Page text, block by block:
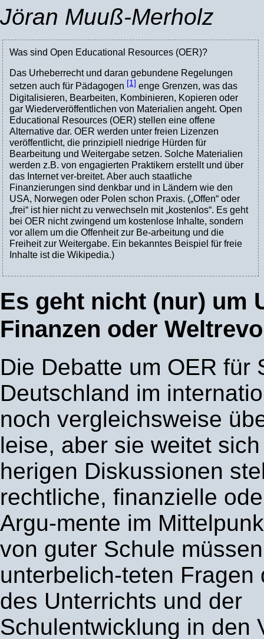
Jöran Muuß-Merholz
Was sind Open Educational Resources (OER)?
Das Urheberrecht und daran gebundene Regelungen
setzen auch für Pädagogen [1] enge Grenzen, was das
Digitalisieren, Bearbeiten, Kombinieren, Kopieren oder
gar Wiederveröffentlichen von Materialien angeht. Open
Educational Resources (OER) stellen eine offene
Alternative dar. OER werden unter freien Lizenzen
veröffentlicht, die prinzipiell niedrige Hürden für
Bearbeitung und Weitergabe setzen. Solche Materialien
werden z.B. von engagierten Praktikern erstellt und über
das Internet ver-breitet. Aber auch staatliche
Finanzierungen sind denkbar und in Ländern wie den
USA, Norwegen oder Polen schon Praxis. („Offen“ oder
„frei“ ist hier nicht zu verwechseln mit „kostenlos“. Es geht
bei OER nicht zwingend um kostenlose Inhalte, sondern
vor allem um die Offenheit zur Be-arbeitung und die
Freiheit zur Weitergabe. Ein bekanntes Beispiel für freie
Inhalte ist die Wikipedia.)
Es geht nicht (nur) um
Finanzen oder
Die Debatte um OER für
Deutschland im
noch vergleichsweise
leise, aber sie weitet
herigen Diskussionen
rechtliche, finanzielle
Argu-mente im
von guter Schule
unterbelich-teten Fragen
des Unterrichts und der
Schulentwicklung in den